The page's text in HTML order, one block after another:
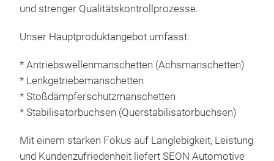
und strenger Qualitätskontrollprozesse.
Unser Hauptproduktangebot umfasst:
* Antriebswellenmanschetten (Achsmanschetten)
* Lenkgetriebemanschetten
* Stoßdämpferschutzmanschetten
* Stabilisatorbuchsen (Querstabilisatorbuchsen)
Mit einem starken Fokus auf Langlebigkeit, Leistung
und Kundenzufriedenheit liefert SEON Automotive